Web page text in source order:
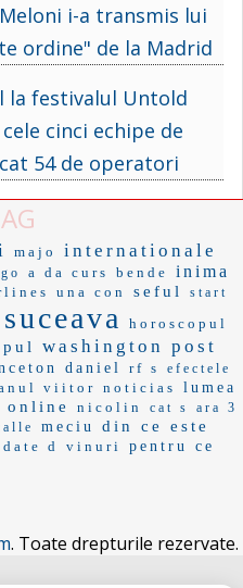
i-a transmis lui
ordine" de la Madrid
la festivalul Untold
cinci echipe de
54 de operatori
majo internationale
a da curs bende inima
una con seful start
horoscopul
washington post
daniel rf s
efectele
viitor noticias
lumea
online nicolin cat s ara 3
meciu din ce este
d vinuri pentru ce
. Toate drepturile rezervate.